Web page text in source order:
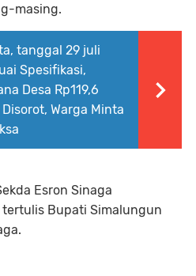
masing.
tanggal 29 juli
Spesifikasi,
Desa Rp119,6
Warga Minta
Esron Sinaga
Bupati Simalungun